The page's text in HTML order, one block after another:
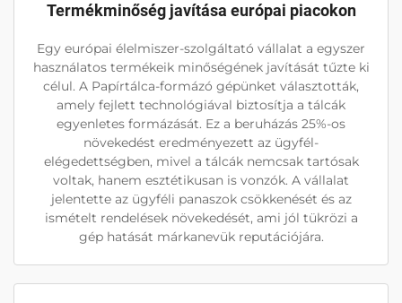
Termékminőség javítása európai piacokon
Egy európai élelmiszer-szolgáltató vállalat a egyszer
használatos termékeik minőségének javítását tűzte ki
célul. A Papírtálca-formázó gépünket választották,
amely fejlett technológiával biztosítja a tálcák
egyenletes formázását. Ez a beruházás 25%-os
növekedést eredményezett az ügyfél-
elégedettségben, mivel a tálcák nemcsak tartósak
voltak, hanem esztétikusan is vonzók. A vállalat
jelentette az ügyféli panaszok csökkenését és az
ismételt rendelések növekedését, ami jól tükrözi a
gép hatását márkanevük reputációjára.